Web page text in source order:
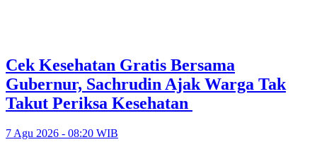
Cek Kesehatan Gratis Bersama
Gubernur, Sachrudin Ajak Warga Tak
Takut Periksa Kesehatan
7 Agu 2026 - 08:20 WIB